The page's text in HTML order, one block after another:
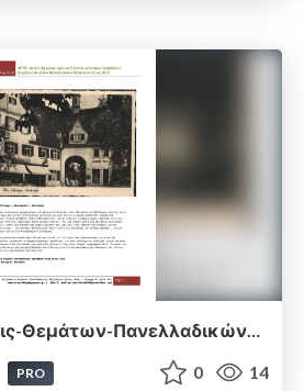
ΑΕΠΠ-Απαντήσεις-Θεμάτων-Πανελλαδικών-Εξετάσεων-2016.pdf
PRO 0 14